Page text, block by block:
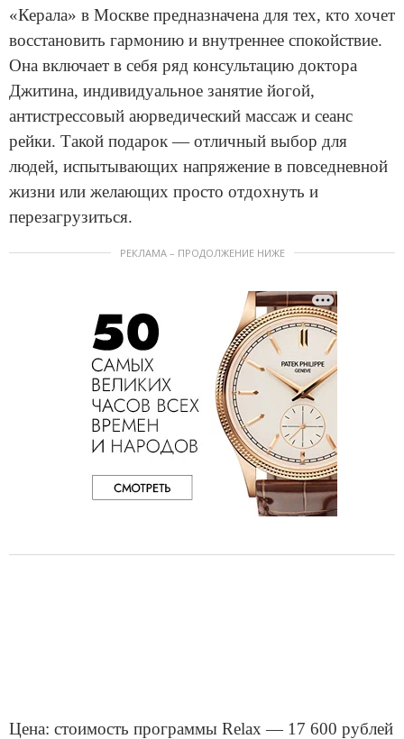
«Керала» в Москве предназначена для тех, кто хочет
восстановить гармонию и внутреннее спокойствие.
Она включает в себя ряд консультацию доктора
Джитина, индивидуальное занятие йогой,
антистрессовый аюрведический массаж и сеанс
рейки. Такой подарок — отличный выбор для
людей, испытывающих напряжение в повседневной
жизни или желающих просто отдохнуть и
перезагрузиться.
РЕКЛАМА – ПРОДОЛЖЕНИЕ НИЖЕ
Цена: стоимость программы Relax — 17 600 рублей